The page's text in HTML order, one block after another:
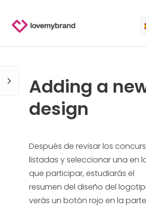
PARA CLAUDE
CONTRATA A UN DISEÑADOR
GALERÍA DE LOGOTIPOS AI
Adding a
design
Después de revisar los
listadas y seleccionar una en
que participar, estudiarás el
resumen del diseño del
verás un botón rojo en la parte